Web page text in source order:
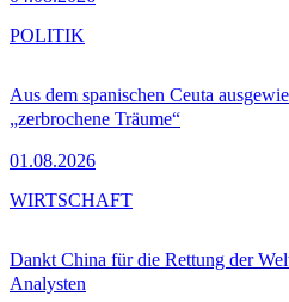
Aus dem spanischen Ceuta
„zerbrochene Träume“
01.08.2026
POLITIK
Dankt China für die Rettung der
Analysten
WIRTSCHAFT